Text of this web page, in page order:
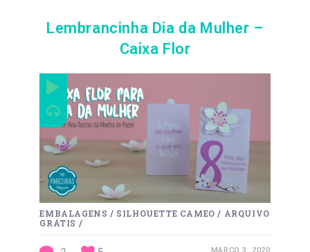
Lembrancinha Dia da Mulher –
Caixa Flor
EMBALAGENS / SILHOUETTE CAMEO / ARQUIVO
GRÁTIS /
MARÇO 3, 2020